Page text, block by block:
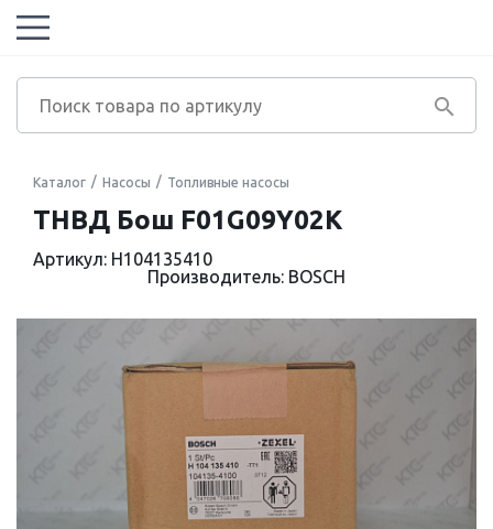
Каталог Насосы Топливные насосы
ТНВД Бош F01G09Y02K
Артикул: H104135410
Производитель: BOSCH